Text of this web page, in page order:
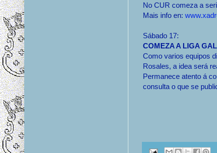
No CUR comeza a
Mais info en:
Sábado 17:
COMEZA A LIGA
Como varios equipos
Rosales, a idea será
Permanece atento á
consulta o que se